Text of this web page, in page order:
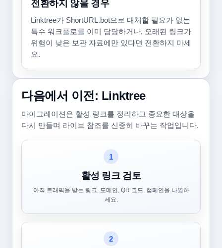
전환하지 않을 경우
Linktree가 ShortURL.bot으로 대체할 필요가 없는
특수 워크플로를 이미 담당하거나, 오래된 링크가
위험이 낮은 보관 자료에만 있다면 전환하지 마세
요.
다음에서 이전: Linktree
마이그레이션은 활성 링크를 정리하고 중요한 대상을
다시 만들며 라이브 참조를 신중히 바꾸는 작업입니다.
1
활성 링크 검토
아직 트래픽을 받는 링크, 도메인, QR 코드, 캠페인을 나열하
세요.
2